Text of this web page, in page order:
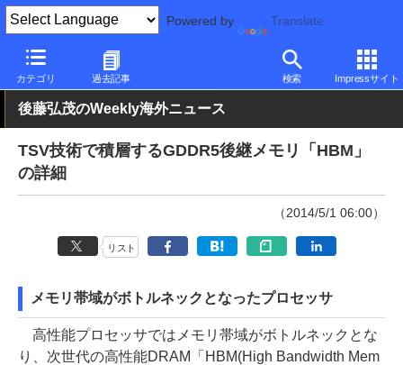
Powered by Translate
カテゴリ 過去記事 検索 Impressサイト
PC Watch 市場 技術
後藤弘茂のWeekly海外ニュース
TSV技術で積層するGDDR5後継メモリ「HBM」
の詳細
（2014/5/1 06:00）
リスト
メモリ帯域がボトルネックとなったプロセッサ
高性能プロセッサではメモリ帯域がボトルネックとな
り、次世代の高性能DRAM「HBM(High Bandwidth Mem